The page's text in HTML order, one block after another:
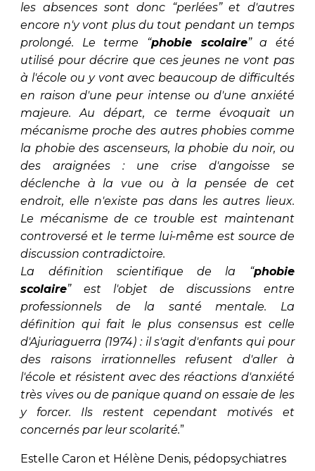
les absences sont donc “perlées” et d'autres
encore n'y vont plus du tout pendant un temps
prolongé. Le terme “phobie scolaire” a été
utilisé pour décrire que ces jeunes ne vont pas
à l'école ou y vont avec beaucoup de difficultés
en raison d'une peur intense ou d'une anxiété
majeure. Au départ, ce terme évoquait un
mécanisme proche des autres phobies comme
la phobie des ascenseurs, la phobie du noir, ou
des araignées : une crise d'angoisse se
déclenche à la vue ou à la pensée de cet
endroit, elle n'existe pas dans les autres lieux.
Le mécanisme de ce trouble est maintenant
controversé et le terme lui-même est source de
discussion contradictoire.
La définition scientifique de la “phobie
scolaire”est l'objet de discussions entre
professionnels de la santé mentale. La
définition qui fait le plus consensus est celle
d'Ajuriaguerra (1974) : il s'agit d'enfants qui pour
des raisons irrationnelles refusent d'aller à
l'école et résistent avec des réactions d'anxiété
très vives ou de panique quand on essaie de les
y forcer. Ils restent cependant motivés et
concernés par leur scolarité.”
Estelle Caron et Hélène Denis, pédopsychiatres